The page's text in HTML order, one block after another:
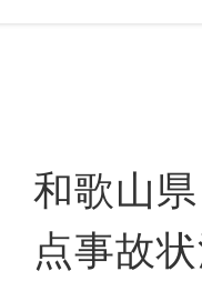
個人賠償責任保険
会員各社ニュ
損害保険代理
高齢者の交通
自然災害（風災・水災
関するお知らせ
和歌山
点事故